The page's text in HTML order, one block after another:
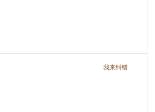
我来纠错